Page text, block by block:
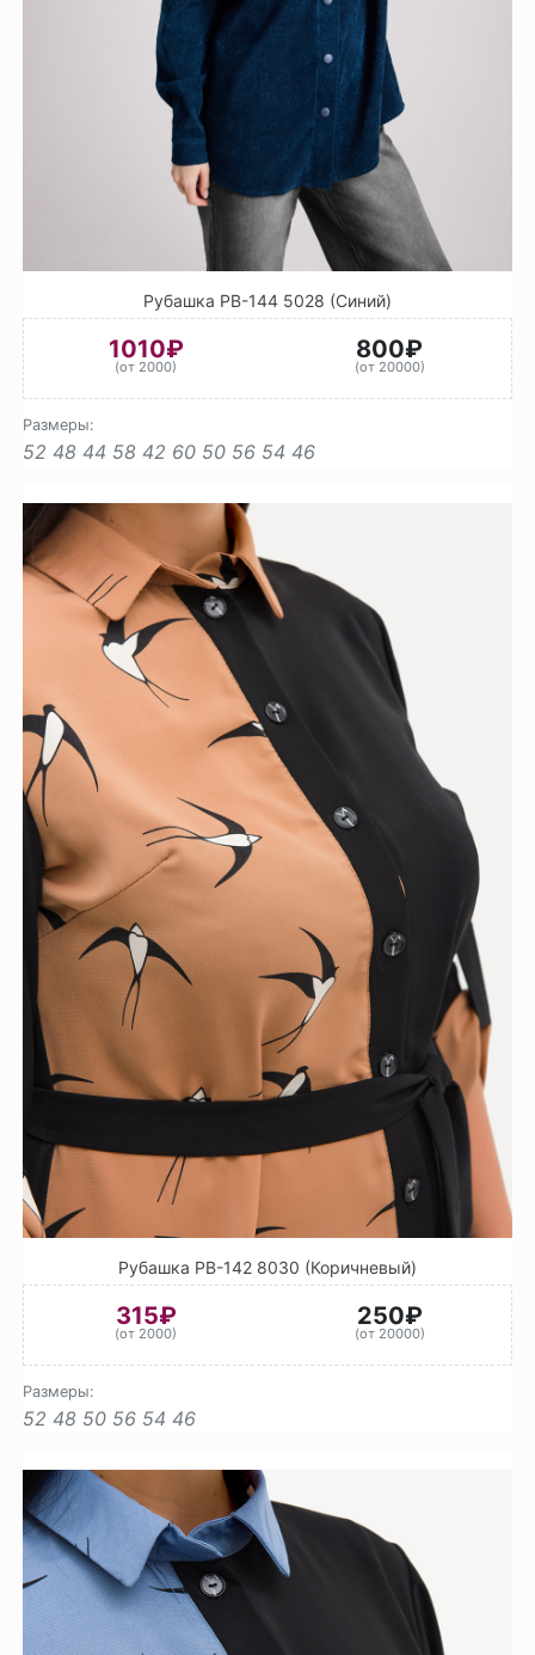
Рубашка РВ-144 5028 (Синий)
1010₽
(от 2000)
800₽
(от 20000)
Размеры:
52 48 44 58 42 60 50 56 54 46
Рубашка РВ-142 8030 (Коричневый)
315₽
(от 2000)
250₽
(от 20000)
Размеры:
52 48 50 56 54 46